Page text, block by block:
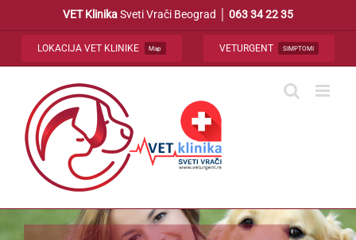
VET KlinikaSveti Vrači Beograd │ 063 34 22 35
LOKACIJA VET KLINIKE Map VETURGENT SIMPTOMI